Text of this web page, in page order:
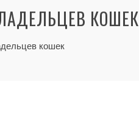
КОШЕК
кошек